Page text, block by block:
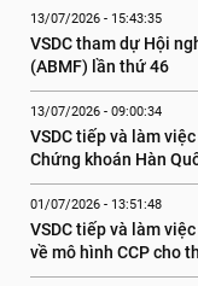
13/07/2026 - 15:43:35
VSDC tham dự Hội
(ABMF) lần thứ 46
13/07/2026 - 09:00:34
VSDC tiếp và làm
Chứng khoán Hàn
01/07/2026 - 13:51:48
VSDC tiếp và làm
về mô hình CCP cho